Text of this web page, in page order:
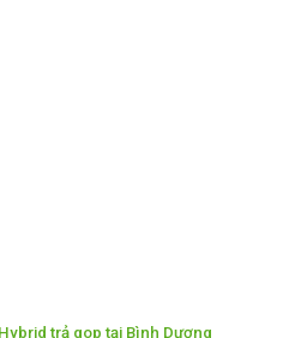
trả gop tại Bình Dương